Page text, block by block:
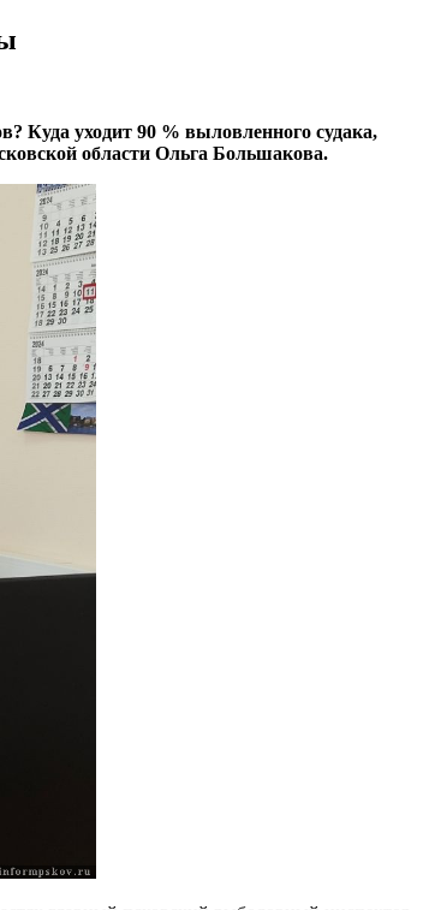
Куда уходит 90 % выловленного судака,
области Ольга Большакова.